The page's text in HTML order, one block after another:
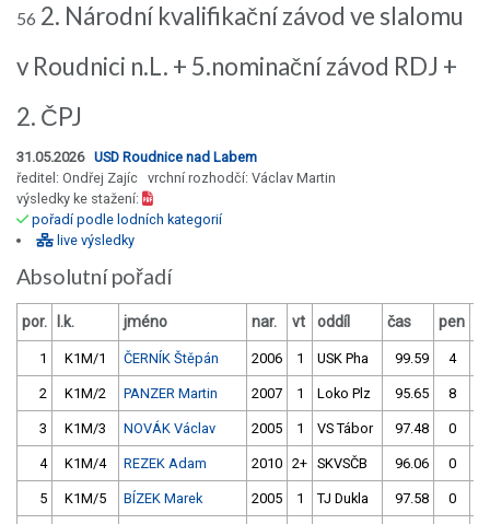
56 2. Národní kvalifikační závod ve slalomu
v Roudnici n.L. + 5.nominační závod RDJ +
2. ČPJ
31.05.2026 USD Roudnice nad Labem
ředitel: Ondřej Zajíc vrchní rozhodčí: Václav Martin
výsledky ke stažení:
pořadí podle lodních kategorií
live výsledky
Absolutní pořadí
por. l.k. jméno nar. vt oddíl čas pen
1 K1M/1 ČERNÍK Štěpán 2006 1 USK Pha 99.59 4
2 K1M/2 PANZER Martin 2007 1 Loko Plz 95.65 8
3 K1M/3 NOVÁK Václav 2005 1 VS Tábor 97.48 0
4 K1M/4 REZEK Adam 2010 2+ SKVSČB 96.06 0
5 K1M/5 BÍZEK Marek 2005 1 TJ Dukla 97.58 0